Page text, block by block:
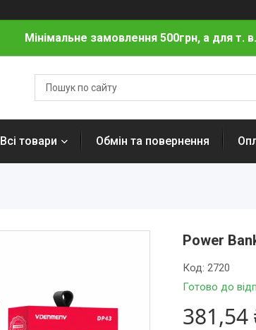
Мінімальне замовлення 500грн, а для т.
Всі товари Обмін та повернення
Power
Готово до
Код: 2720
381,54